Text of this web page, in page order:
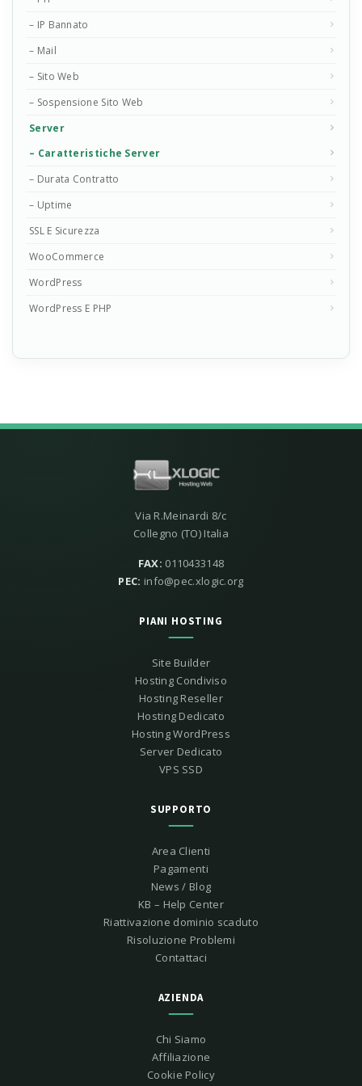
– IP Bannato
– Mail
– Sito Web
– Sospensione Sito Web
Server
– Caratteristiche Server
– Durata Contratto
– Uptime
SSL E Sicurezza
WooCommerce
WordPress
WordPress E PHP
Via R.Meinardi 8/c
Collegno (TO) Italia
FAX: 0110433148
PEC: info@pec.xlogic.org
PIANI HOSTING
Site Builder
Hosting Condiviso
Hosting Reseller
Hosting Dedicato
Hosting WordPress
Server Dedicato
VPS SSD
SUPPORTO
Area Clienti
Pagamenti
News / Blog
KB – Help Center
Riattivazione dominio scaduto
Risoluzione Problemi
Contattaci
AZIENDA
Chi Siamo
Affiliazione
Cookie Policy